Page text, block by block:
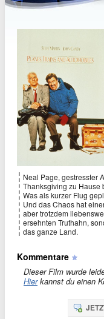
Neal Page, gestresster
Thanksgiving zu Hause
Was als kurzer Flug
Und das Chaos hat
aber trotzdem
ersehnten Truthahn,
das ganze Land.
Kommentare
Dieser Film wurde
Hierkannst du einen